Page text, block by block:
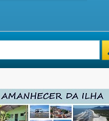
Paralisação dos